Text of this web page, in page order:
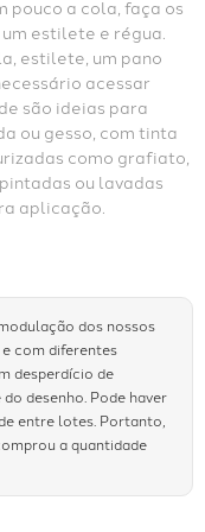
pouco a cola, faça os
estilete e régua.
estilete, um pano
acessar
são ideias para
ou gesso, com tinta
como grafiato,
ou lavadas
aplicação.
dos nossos
com diferentes
desperdício de
desenho. Pode haver
entre lotes. Portanto,
a quantidade